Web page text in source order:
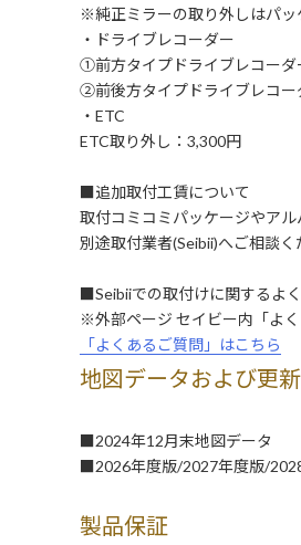
※純正ミラーの取り外しはパッ
・ドライブレコーダー
①前方タイプドライブレコーダ
②前後方タイプドライブレコー
・ETC
ETC取り外し：3,300円
■追加取付工賃について
取付コミコミパッケージやアル
別途取付業者(Seibii)へご相談く
■Seibiiでの取付けに関するよ
※外部ページ セイビー内「よく
「よくあるご質問」はこちら
地図データおよび更新
■2024年12月末地図データ
■2026年度版/2027年度版/
製品保証